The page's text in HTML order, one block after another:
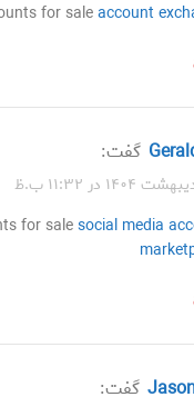
for saleaccount
گفت:
for salesocial media
گفت: